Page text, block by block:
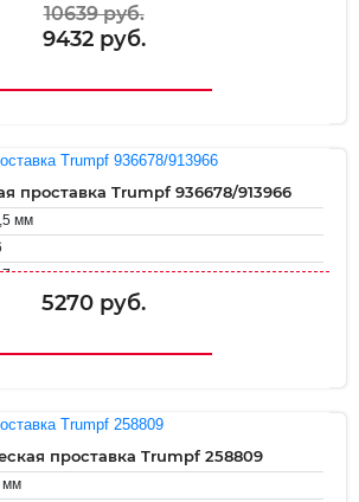
10639 руб.
9432 руб.
проставка Trumpf 936678/913966
мм
мм
5270 руб.
проставка Trumpf 258809
мм